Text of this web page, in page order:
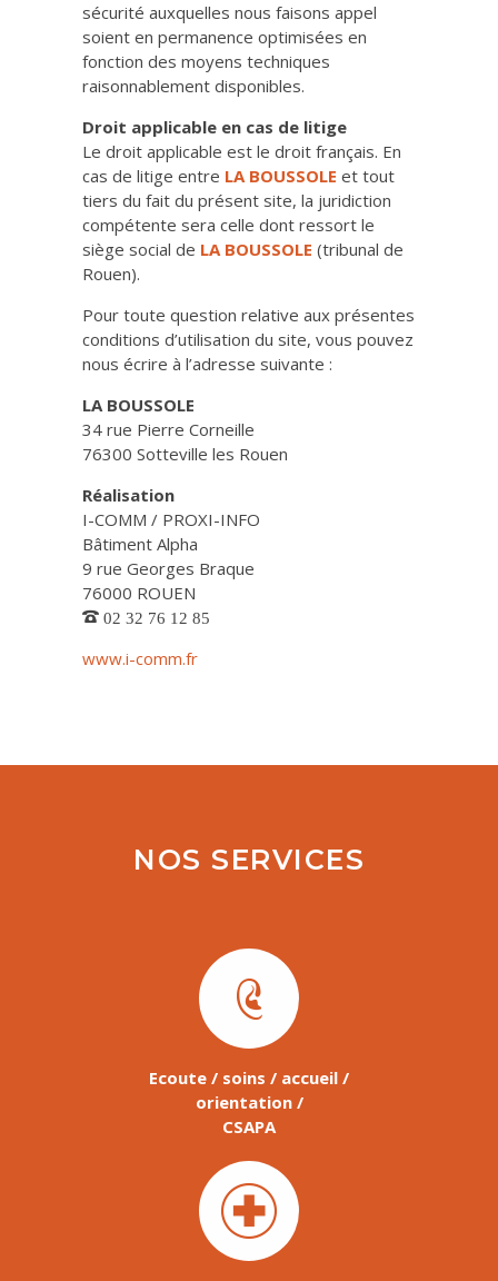
sécurité auxquelles nous faisons appel
soient en permanence optimisées en
fonction des moyens techniques
raisonnablement disponibles.
Droit applicable en cas de litige
Le droit applicable est le droit français. En
cas de litige entre LA BOUSSOLE et tout
tiers du fait du présent site, la juridiction
compétente sera celle dont ressort le
siège social de LA BOUSSOLE (tribunal de
Rouen).
Pour toute question relative aux présentes
conditions d’utilisation du site, vous pouvez
nous écrire à l’adresse suivante :
LA BOUSSOLE
34 rue Pierre Corneille
76300 Sotteville les Rouen
Réalisation
I-COMM / PROXI-INFO
Bâtiment Alpha
9 rue Georges Braque
76000 ROUEN
02 32 76 12 85
www.i-comm.fr
NOS SERVICES
Ecoute / soins / accueil /
orientation /
CSAPA